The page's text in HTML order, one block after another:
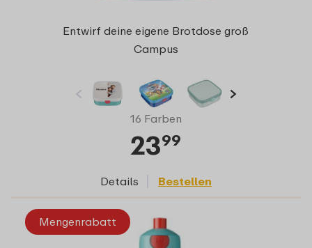
Entwirf deine eigene Brotdose groß
Campus
16 Farben
2399
Details Bestellen
Mengenrabatt